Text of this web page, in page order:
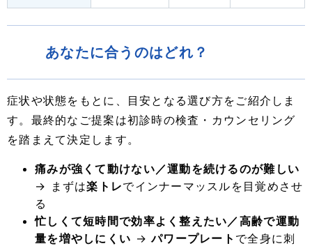
あなたに合うのはどれ？
症状や状態をもとに、目安となる選び方をご紹介しま
す。最終的なご提案は初診時の検査・カウンセリング
を踏まえて決定します。
痛みが強くて動けない／運動を続けるのが難しい
→ まずは楽トレでインナーマッスルを目覚めさせ
る
忙しくて短時間で効率よく整えたい／高齢で運動
量を増やしにくい →パワープレート で全身に刺